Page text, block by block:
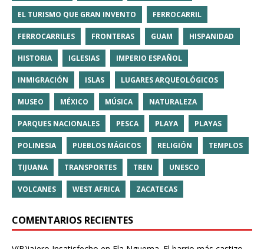
EL TURISMO QUE GRAN INVENTO FERROCARRIL
FERROCARRILES FRONTERAS GUAM HISPANIDAD
HISTORIA IGLESIAS IMPERIO ESPAÑOL
INMIGRACIÓN ISLAS LUGARES ARQUEOLÓGICOS
MUSEO MÉXICO MÚSICA NATURALEZA
PARQUES NACIONALES PESCA PLAYA PLAYAS
POLINESIA PUEBLOS MÁGICOS RELIGIÓN TEMPLOS
TIJUANA TRANSPORTES TREN UNESCO
VOLCANES WEST AFRICA ZACATECAS
COMENTARIOS RECIENTES